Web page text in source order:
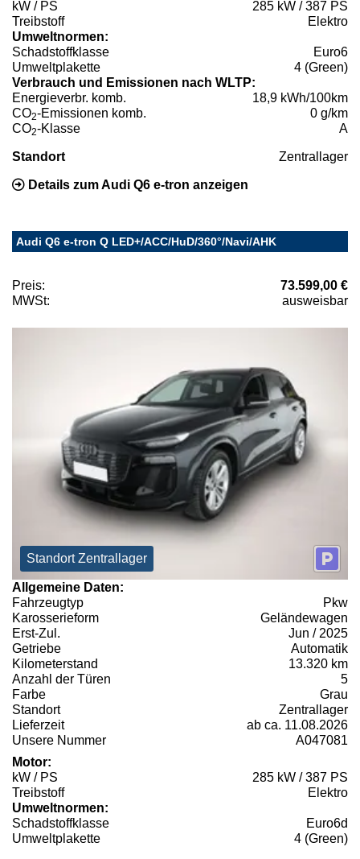
kW / PS
285 kW / 387 PS
Treibstoff
Elektro
Umweltnormen:
Schadstoffklasse
Euro6
Umweltplakette
4 (Green)
Verbrauch und Emissionen nach WLTP:
Energieverbr. komb.
18,9 kWh/100km
CO2-Emissionen komb.
0 g/km
CO2-Klasse A
Standort Zentrallager
Details zum Audi Q6 e-tron anzeigen
Audi Q6 e-tron Q LED+/ACC/HuD/360°/Navi/AHK
Preis:
73.599,00 €
MWSt:
ausweisbar
Standort Zentrallager
Allgemeine Daten:
Fahrzeugtyp
Pkw
Karosserieform
Geländewagen
Erst-Zul.
Jun / 2025
Getriebe
Automatik
Kilometerstand
13.320 km
Anzahl der Türen
5
Farbe
Grau
Standort
Zentrallager
Lieferzeit
ab ca. 11.08.2026
Unsere Nummer
A047081
Motor:
kW / PS
285 kW / 387 PS
Treibstoff
Elektro
Umweltnormen:
Schadstoffklasse
Euro6d
Umweltplakette
4 (Green)